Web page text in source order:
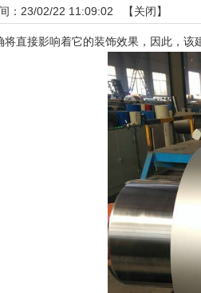
：23/02/22 11:09:02 【关闭】
接影响着它的装饰效果，因此，该